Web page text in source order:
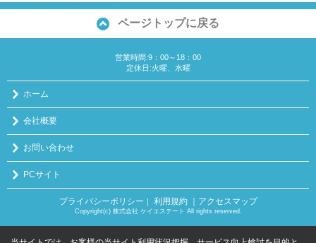
ページトップに戻る
営業時間:9：00～18：00
定休日:火曜、水曜
ホーム
会社概要
お問い合わせ
PCサイト
プライバシーポリシー 利用規約 ｜アクセスマップ
Copyright(c) 株式会社 ケイエステート All rights reserved.